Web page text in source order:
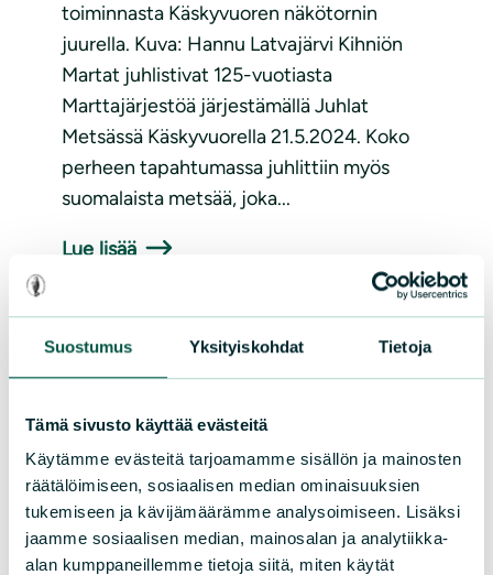
Suostumus Yksityiskohdat Tietoja
Tämä sivusto käyttää evästeitä
Käytämme evästeitä tarjoamamme sisällön ja mainosten
räätälöimiseen, sosiaalisen median ominaisuuksien
tukemiseen ja kävijämäärämme analysoimiseen. Lisäksi
jaamme sosiaalisen median, mainosalan ja analytiikka-
alan kumppaneillemme tietoja siitä, miten käytät
toiminnasta Käskyvuoren näkötornin
juurella. Kuva: Hannu Latvajärvi Kihniön
Martat juhlistivat 125-vuotiasta
Marttajärjestöä järjestämällä Juhlat
Metsässä Käskyvuorella 21.5.2024. Koko
perheen tapahtumassa juhlittiin myös
suomalaista metsää, joka...
Lue lisää
BLOGITEKSTEJÄ | 02.04.2024
Pöntöt ja putket kevätkuntoon